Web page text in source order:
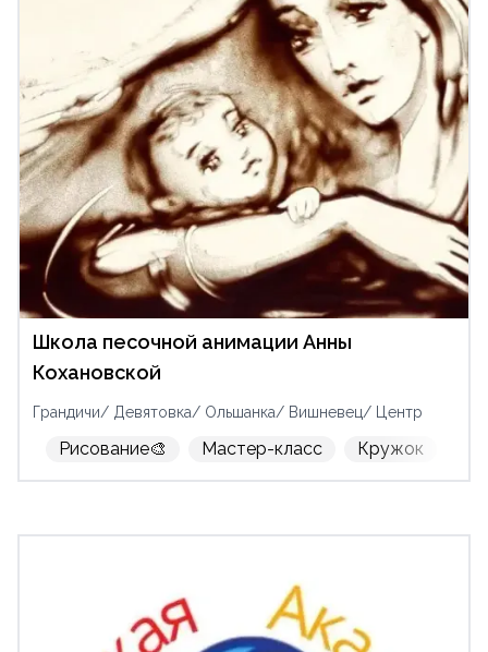
Школа песочной анимации Анны
Кохановской
Грандичи/ Девятовка/ Ольшанка/ Вишневец/ Центр
Рисование🎨 Мастер-класс Кружок